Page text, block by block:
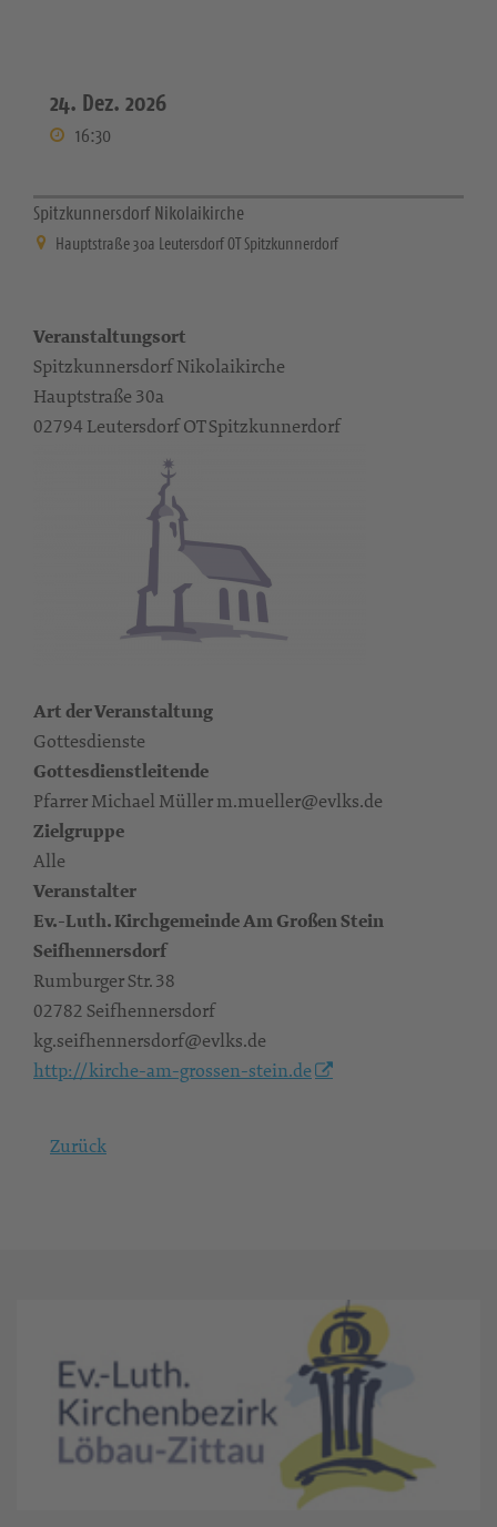
24. Dez. 2026
16:30
Spitzkunnersdorf Nikolaikirche
Hauptstraße 30a Leutersdorf OT Spitzkunnerdorf
Veranstaltungsort
Spitzkunnersdorf Nikolaikirche
Hauptstraße 30a
02794 Leutersdorf OT Spitzkunnerdorf
Art der Veranstaltung
Gottesdienste
Gottesdienstleitende
Pfarrer Michael Müller m.mueller@evlks.de
Zielgruppe
Alle
Veranstalter
Ev.-Luth. Kirchgemeinde Am Großen Stein
Seifhennersdorf
Rumburger Str. 38
02782 Seifhennersdorf
kg.seifhennersdorf@evlks.de
http://kirche-am-grossen-stein.de
Zurück